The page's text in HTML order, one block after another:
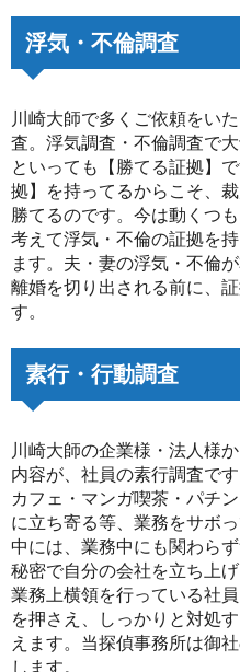
浮気・不倫調査
川崎大師で多くご依頼をい
査。浮気調査・不倫調査で
といっても【勝てる証拠】
拠】を持ってるからこそ、
勝てるのです。今は動くつ
考えて浮気・不倫の証拠を
ます。夫・妻の浮気・不倫
離婚を切り出される前に、
す。
素行・行動調査
川崎大師の企業様・法人様
内容が、社員の素行調査で
カフェ・マンガ喫茶・パチ
に立ち寄る等、業務をサボ
中には、業務中にも関わら
秘密で自分の会社を立ち上
業務上横領を行っている社
を押さえ、しっかりと対処
えます。当探偵事務所は御
します。